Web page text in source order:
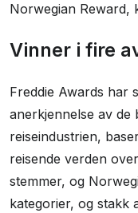
Norwegian Reward,
Vinner i fire
Freddie Awards har
anerkjennelse av de
reiseindustrien,
reisende verden
stemmer, og
kategorier, og stakk